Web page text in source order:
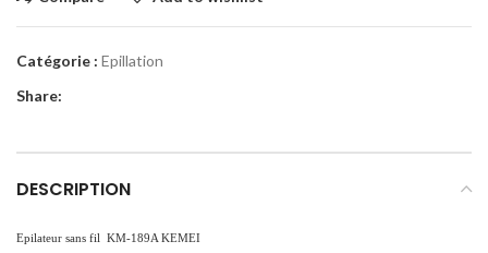
Catégorie : Epillation
Share:
DESCRIPTION
Epilateur sans fil KM-189A KEMEI